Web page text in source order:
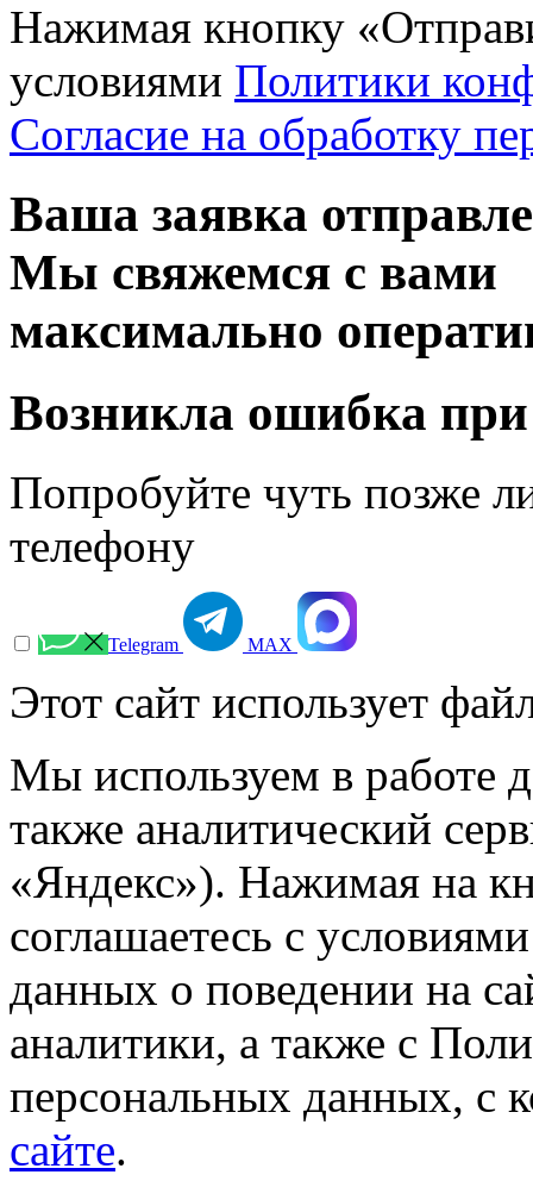
Нажимая кнопку
условиями Политики
Согласие на обработку
Ваша заявка
Мы свяжемся с вами
максимально
Возникла ошибка при
Попробуйте чуть позже
телефону
Telegram МАХ
Этот сайт использует
Мы используем в работе
также аналитический
«Яндекс»). Нажимая на
соглашаетесь с
данных о поведении на
аналитики, а также с
персональных данных, с
сайте.